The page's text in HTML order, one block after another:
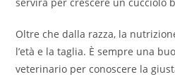
servirà per crescere un cucciolo
Oltre che dalla razza, la
l’età e la taglia. È sempre una
veterinario per conoscere la